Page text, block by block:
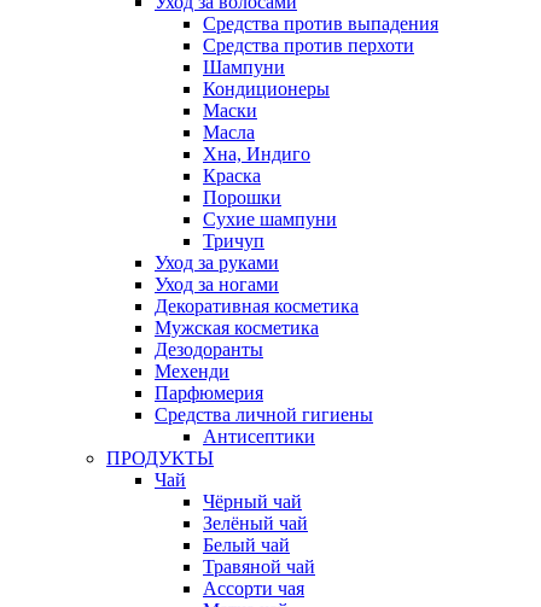
Средства против выпадения
Средства против перхоти
Шампуни
Кондиционеры
Маски
Масла
Хна, Индиго
Краска
Порошки
Сухие шампуни
Тричуп
Уход за руками
Уход за ногами
Декоративная косметика
Мужская косметика
Дезодоранты
Мехенди
Парфюмерия
Средства личной гигиены
Антисептики
ПРОДУКТЫ
Чай
Чёрный чай
Зелёный чай
Белый чай
Травяной чай
Ассорти чая